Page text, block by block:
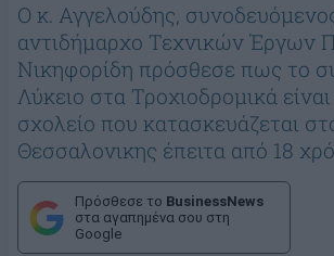
Ο κ. Αγγελούδης,
αντιδήμαρχο Τεχνικών Έργων
Νικηφορίδη πρόσθεσε πως το
Λύκειο στα Τροχιοδρομικά
σχολείο που κατασκευάζεται
Θεσσαλονικης έπειτα από 18
Πρόσθεσε το BusinessNews
στα αγαπημένα σου στη
Google